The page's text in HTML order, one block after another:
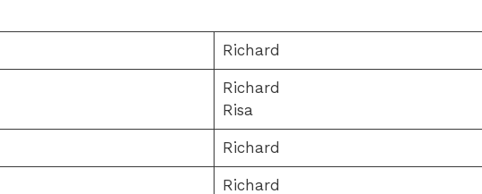
Richard
Richard
Risa
Richard
Richard